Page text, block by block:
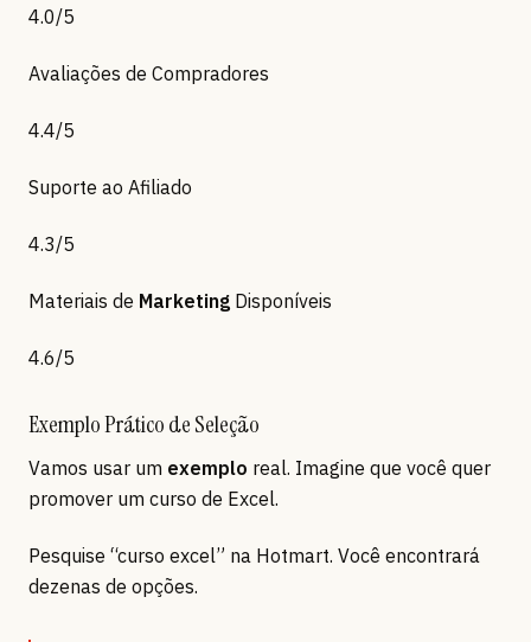
4.0/5
Avaliações de Compradores
4.4/5
Suporte ao Afiliado
4.3/5
Materiais de Marketing Disponíveis
4.6/5
Exemplo Prático de Seleção
Vamos usar um exemplo real. Imagine que você quer
promover um curso de Excel.
Pesquise “curso excel” na Hotmart. Você encontrará
dezenas de opções.